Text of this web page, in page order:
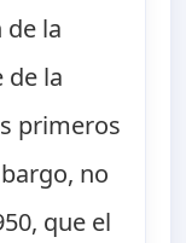
de la
de la
primeros
no
que el